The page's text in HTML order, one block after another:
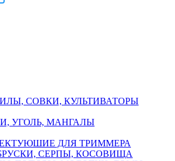
СОВКИ, КУЛЬТИВАТОРЫ
УГОЛЬ, МАНГАЛЫ
ДЛЯ ТРИММЕРА
СЕРПЫ, КОСОВИЩА